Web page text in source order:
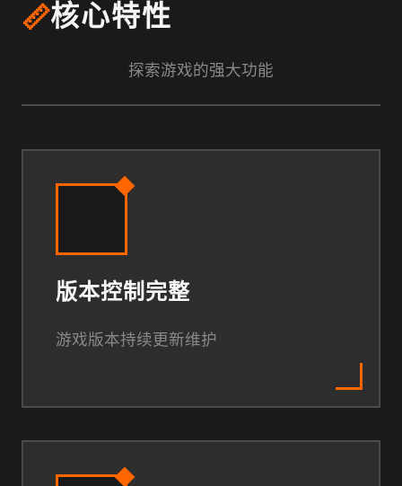
📏核心特性
探索游戏的强大功能
版本控制完整
游戏版本持续更新维护